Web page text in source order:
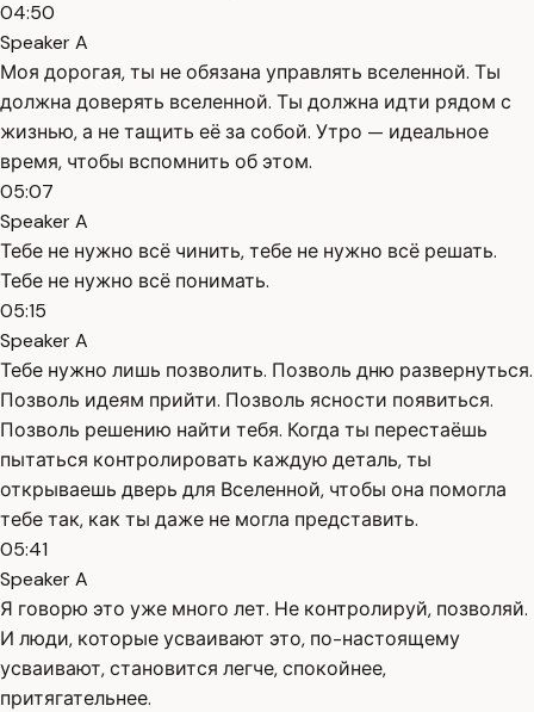
04:50
Speaker A
Моя дорогая, ты не обязана управлять вселенной. Ты
должна доверять вселенной. Ты должна идти рядом с
жизнью, а не тащить её за собой. Утро — идеальное
время, чтобы вспомнить об этом.
05:07
Speaker A
Тебе не нужно всё чинить, тебе не нужно всё решать.
Тебе не нужно всё понимать.
05:15
Speaker A
Тебе нужно лишь позволить. Позволь дню развернуться.
Позволь идеям прийти. Позволь ясности появиться.
Позволь решению найти тебя. Когда ты перестаёшь
пытаться контролировать каждую деталь, ты
открываешь дверь для Вселенной, чтобы она помогла
тебе так, как ты даже не могла представить.
05:41
Speaker A
Я говорю это уже много лет. Не контролируй, позволяй.
И люди, которые усваивают это, по-настоящему
усваивают, становится легче, спокойнее,
притягательнее.